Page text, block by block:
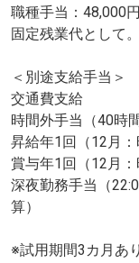
職種手当：48,000
固定残業代として
＜別途支給手当＞
交通費支給
時間外手当（40時
昇給年1回（12月：
賞与年1回（12月：
深夜勤務手当（
算）
※試用期間3カ月あ